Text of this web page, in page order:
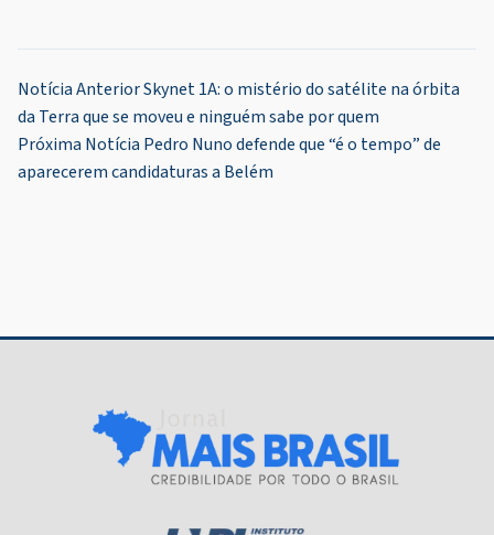
Navegação
de
Post
Notícia AnteriorSkynet 1A: o mistério do satélite na órbita
da Terra que se moveu e ninguém sabe por quem
Próxima Notícia Pedro Nuno defende que “é o tempo” de
aparecerem candidaturas a Belém